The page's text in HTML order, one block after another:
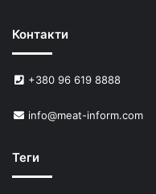
Контакти
+380 96 619 8888
info@meat-inform.com
Теги